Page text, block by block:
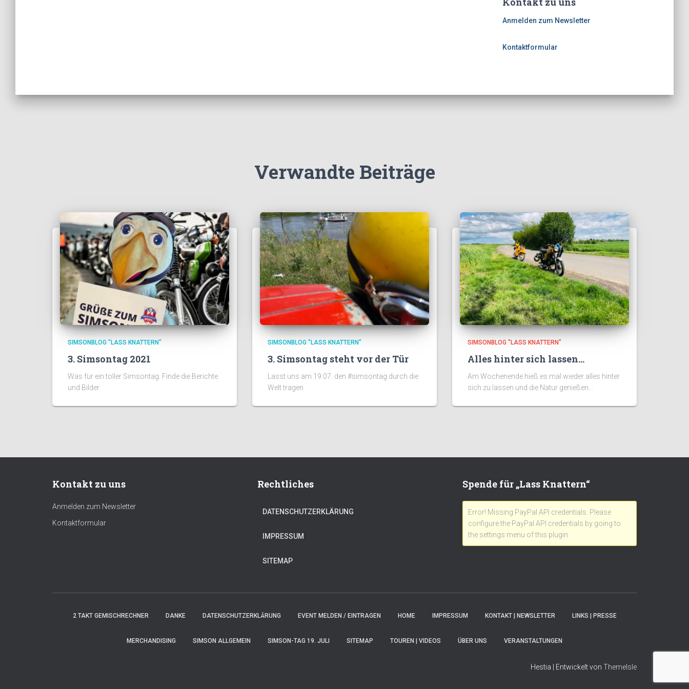
Anmelden zum Newsletter
Kontaktformular
Verwandte Beiträge
SIMSONBLOG "LASS KNATTERN"
3. Simsontag 2021
Was für ein toller Simsontag. Finde die Berichte
und Bilder.
SIMSONBLOG "LASS KNATTERN"
3. Simsontag steht vor der Tür
Lasst uns am 19.07. den #simsontag durch die
Welt tragen
SIMSONBLOG "LASS KNATTERN"
Alles hinter sich lassen…
Am Wochenende hieß es mal wieder alles hinter
sich zu lassen und die Natur genießen...
Kontakt zu uns
Anmelden zum Newsletter
Kontaktformular
Rechtliches
DATENSCHUTZERKLÄRUNG
IMPRESSUM
SITEMAP
Spende für „Lass Knattern“
Error! Missing PayPal API credentials. Please
configure the PayPal API credentials by going to
the settings menu of this plugin.
2 TAKT GEMISCHRECHNER DANKE DATENSCHUTZERKLÄRUNG EVENT MELDEN / EINTRAGEN HOME IMPRESSUM KONTAKT | NEWSLETTER LINKS | PRESSE
MERCHANDISING SIMSON ALLGEMEIN SIMSON-TAG 19. JULI SITEMAP TOUREN | VIDEOS ÜBER UNS VERANSTALTUNGEN
Hestia | Entwickelt von ThemeIsle